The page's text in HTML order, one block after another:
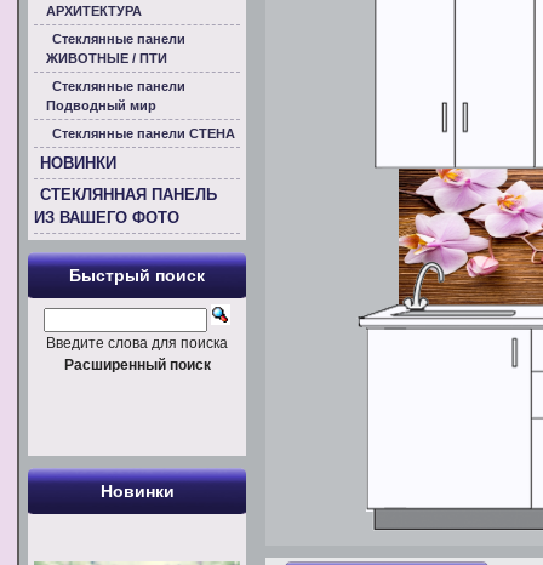
АРХИТЕКТУРА
Стеклянные панели
ЖИВОТНЫЕ / ПТИ
Стеклянные панели
Подводный мир
Стеклянные панели СТЕНА
НОВИНКИ
СТЕКЛЯННАЯ ПАНЕЛЬ
ИЗ ВАШЕГО ФОТО
Быстрый поиск
Введите слова для поиска
Расширенный поиск
Новинки